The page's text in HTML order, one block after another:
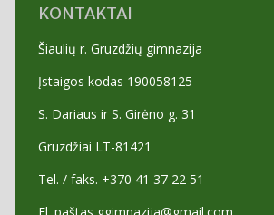
KONTAKTAI
Šiaulių r. Gruzdžių gimnazija
Įstaigos kodas 190058125
S. Dariaus ir S. Girėno g. 31
Gruzdžiai LT-81421
Tel. / faks. +370 41 37 22 51